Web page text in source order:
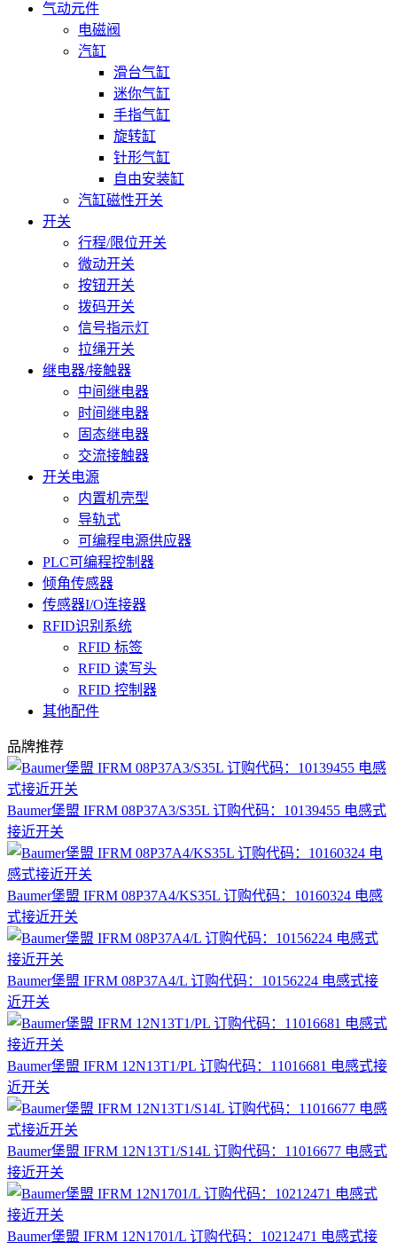
气动元件
电磁阀
汽缸
滑台气缸
迷你气缸
手指气缸
旋转缸
针形气缸
自由安装缸
汽缸磁性开关
开关
行程/限位开关
微动开关
按钮开关
拨码开关
信号指示灯
拉绳开关
继电器/接触器
中间继电器
时间继电器
固态继电器
交流接触器
开关电源
内置机壳型
导轨式
可编程电源供应器
PLC可编程控制器
倾角传感器
传感器I/O连接器
RFID识别系统
RFID 标签
RFID 读写头
RFID 控制器
其他配件
品牌推荐
Baumer堡盟 IFRM 08P37A3/S35L 订购代码：10139455 电感式
接近开关
Baumer堡盟 IFRM 08P37A4/KS35L 订购代码：10160324 电感
式接近开关
Baumer堡盟 IFRM 08P37A4/L 订购代码：10156224 电感式接
近开关
Baumer堡盟 IFRM 12N13T1/PL 订购代码：11016681 电感式接
近开关
Baumer堡盟 IFRM 12N13T1/S14L 订购代码：11016677 电感式
接近开关
Baumer堡盟 IFRM 12N1701/L 订购代码：10212471 电感式接